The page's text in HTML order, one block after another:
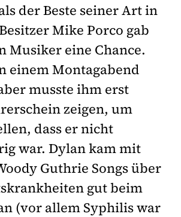
der Beste seiner Art in
Mike Porco gab
Musiker eine Chance.
einem Montagabend
musste ihm erst
zeigen, um
dass er nicht
war. Dylan kam mit
Guthrie Songs über
gut beim
(vor allem Syphilis war